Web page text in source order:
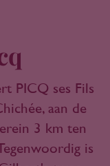
PICQ ses Fils
aan de
3 km ten
is